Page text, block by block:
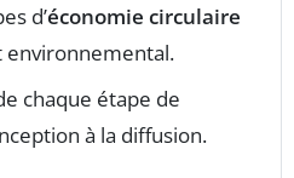
d’économie circulaire
environnemental.
chaque étape de
à la diffusion.